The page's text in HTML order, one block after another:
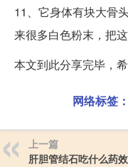
11、它身体有块大骨
来很多白色粉末，把
本文到此分享完毕，
网络标签：
上一篇
肝胆管结石吃什么药